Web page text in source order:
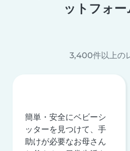
ットフォ
3,400件以上の
簡単・安全にベビーシ
ッターを見つけて、手
助けが必要なお母さん